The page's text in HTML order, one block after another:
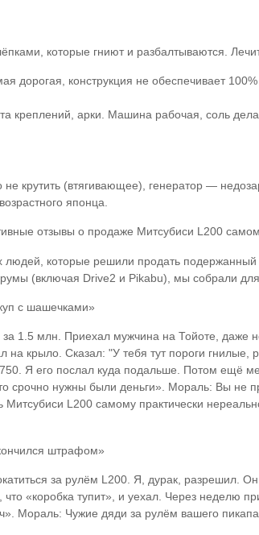
которые гниют и разбалтываются.
дорогая, конструкция не обеспечивает
креплений, арки. Машина рабочая, соль
крутить (втягивающее), генератор —
японца.
отзывы о продаже Митсубиси L200
которые решили продать подержанный
(включая Drive2 и Pikabu), мы собрали
с шашечками»
1.5 млн. Приехал мужчина на Тойоте, даже
на крыло. Сказал: "У тебя тут пороги гнилые,
Я его послал куда подальше. Потом ещё
срочно нужны были деньги». Мораль: Вы не
Митсубиси L200 самому практически
штрафом»
за рулём L200. Я, дурак, разрешил. Он
«коробка тупит», и уехал. Через неделю
Мораль: Чужие дяди за рулём вашего